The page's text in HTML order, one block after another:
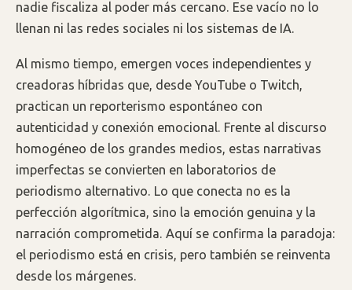
nadie fiscaliza al poder más cercano. Ese vacío no lo
llenan ni las redes sociales ni los sistemas de IA.
Al mismo tiempo, emergen voces independientes y
creadoras híbridas que, desde YouTube o Twitch,
practican un reporterismo espontáneo con
autenticidad y conexión emocional. Frente al discurso
homogéneo de los grandes medios, estas narrativas
imperfectas se convierten en laboratorios de
periodismo alternativo. Lo que conecta no es la
perfección algorítmica, sino la emoción genuina y la
narración comprometida. Aquí se confirma la paradoja:
el periodismo está en crisis, pero también se reinventa
desde los márgenes.